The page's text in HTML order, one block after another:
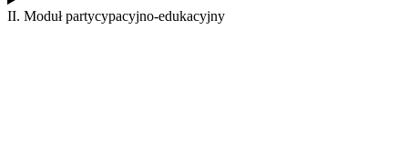
II. Moduł partycypacyjno-edukacyjny